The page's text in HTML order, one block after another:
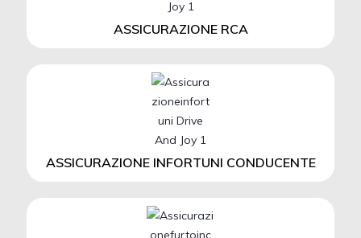
ASSICURAZIONE RCA
ASSICURAZIONE INFORTUNI CONDUCENTE